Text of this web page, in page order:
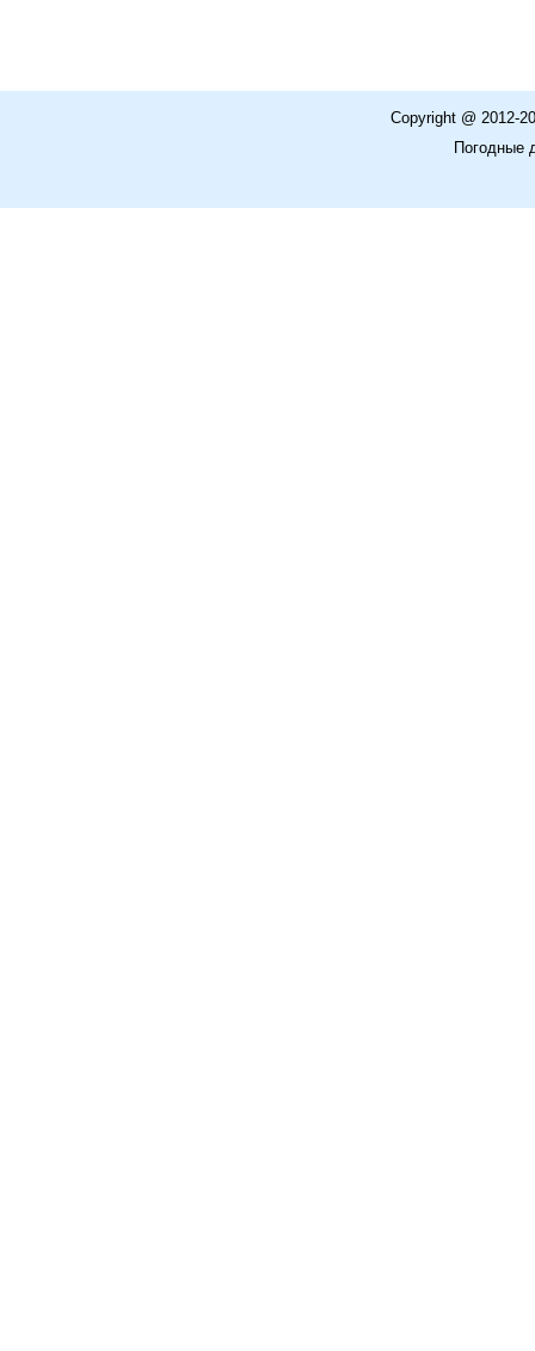
Copyright @ 2012-
Погодные